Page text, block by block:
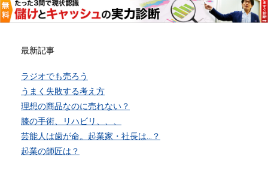
最新記事
ラジオでも売ろう
うまく失敗する考え方
理想の商品なのに売れない？
膝の手術、リハビリ、、、
芸能人は歯が命。起業家・社長は…？
起業の師匠は？